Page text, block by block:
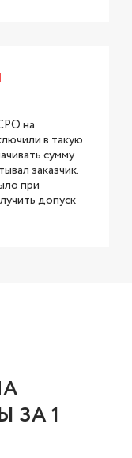
на
в такую
сумму
заказчик.
при
допуск
ЗА 1